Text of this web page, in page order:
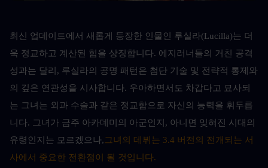
최신 업데이트에서 새롭게 등장한 인물인 루실라(Lucilla)는 더
욱 정교하고 계산된 힘을 상징합니다. 에지러너들의 거친 공격
성과는 달리, 루실라의 공명 패턴은 첨단 기술 및 전략적 통제와
의 깊은 연관성을 시사합니다. 우아하면서도 차갑다고 묘사되
는 그녀는 외과 수술과 같은 정교함으로 자신의 능력을 휘두릅
니다. 그녀가 금주 아카데미의 아군인지, 아니면 잊혀진 시대의
유령인지는 모르겠으나,그녀의 데뷔는 3.4 버전의 전개되는 서
사에서 중요한 전환점이 될 것입니다.